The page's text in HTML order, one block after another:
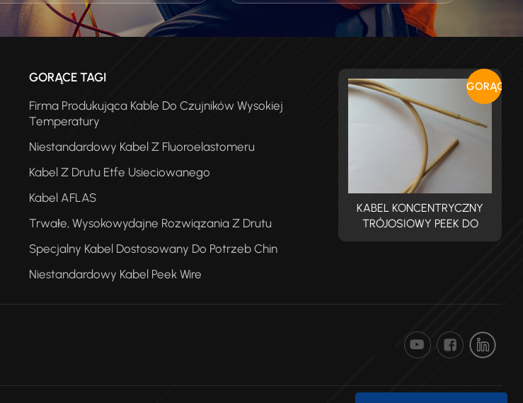
GORĄCE TAGI
Firma Produkująca Kable Do Czujników Wysokiej
Temperatury
Niestandardowy Kabel Z Fluoroelastomeru
Kabel Z Drutu Etfe Usieciowanego
Kabel AFLAS
Trwałe, Wysokowydajne Rozwiązania Z Drutu
Specjalny Kabel Dostosowany Do Potrzeb Chin
Niestandardowy Kabel Peek Wire
GORĄCY
TRÓJOSIOWY PEEK DO
KABEL KONCENTRYCZNY
TRÓJOSIOWY PEEK DO
PROMIENIOWANIA